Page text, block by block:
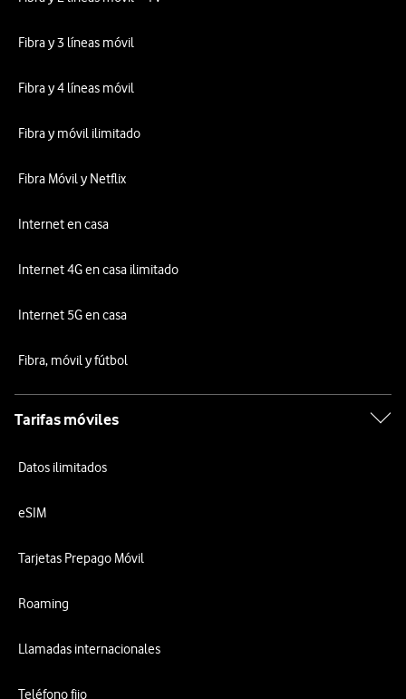
Fibra y 3 líneas móvil
Fibra y 4 líneas móvil
Fibra y móvil ilimitado
Fibra Móvil y Netflix
Internet en casa
Internet 4G en casa ilimitado
Internet 5G en casa
Fibra, móvil y fútbol
Tarifas móviles
Datos ilimitados
eSIM
Tarjetas Prepago Móvil
Roaming
Llamadas internacionales
Teléfono fijo